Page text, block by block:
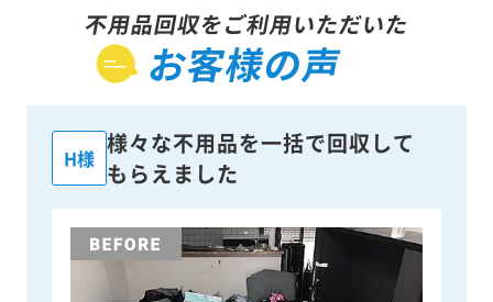
不用品回収をご利用いただいた
お客様の声
H様
様々な不用品を一括で回収して
もらえました